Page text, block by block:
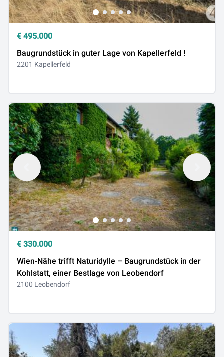
€ 495.000
Baugrundstück in guter Lage von Kapellerfeld !
2201 Kapellerfeld
€ 330.000
Wien-Nähe trifft Naturidylle – Baugrundstück in der
Kohlstatt, einer Bestlage von Leobendorf
2100 Leobendorf